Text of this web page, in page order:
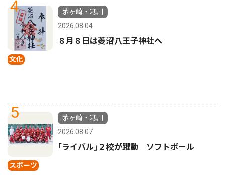
4
文化
茅ヶ崎・寒川
2026.08.04
８月８日は菱沼八王子神社へ
5
スポーツ
茅ヶ崎・寒川
2026.08.07
｢ライバル｣２校が躍動 ソフトボール